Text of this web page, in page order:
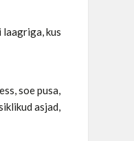
kus
soe pusa,
asjad,